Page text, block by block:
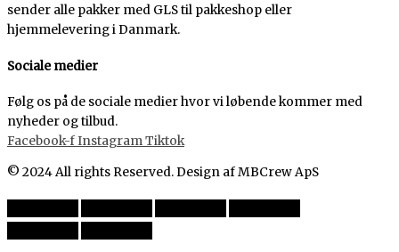
sender alle pakker med GLS til pakkeshop eller
hjemmelevering i Danmark.
Sociale medier
Følg os på de sociale medier hvor vi løbende kommer med
nyheder og tilbud.
Facebook-fInstagramTiktok
© 2024 All rights Reserved. Design af MBCrew ApS